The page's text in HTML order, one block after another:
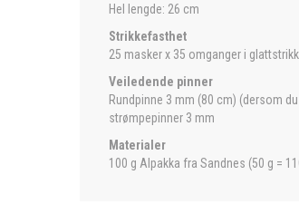
Hel lengde: 26 cm
Strikkefasthet
25 masker x 35 omganger i
Veiledende pinner
Rundpinne 3 mm (80 cm) (dersom
strømpepinner 3 mm
Materialer
100 g Alpakka fra Sandnes (50 g =